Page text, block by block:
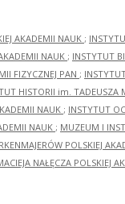
AKADEMII NAUK ;
NAUK ; INSTYTUT
FIZYCZNEJ PAN ;
HISTORII im. TADEUSZA
NAUK ; INSTYTUT
NAUK ; MUZEUM I
POLSKIEJ
NAŁĘCZA POLSKIEJ